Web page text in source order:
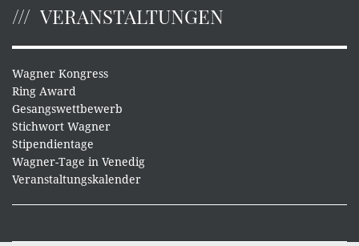
VERANSTALTUNGEN
Wagner Kongress
Ring Award
Gesangswettbewerb
Stichwort Wagner
Stipendientage
Wagner-Tage in Venedig
Veranstaltungskalender